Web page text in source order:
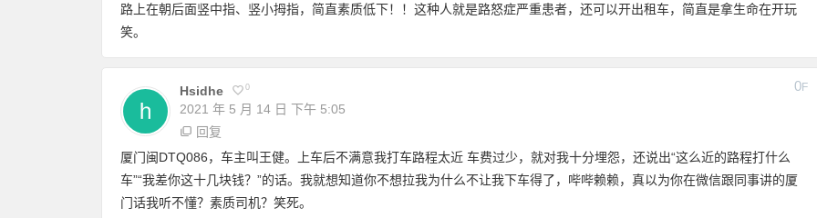
路上在朝后面竖中指、竖小拇指，简直素质低下！！这种人就是路怒症严重患者，还可以开出租车，简直是拿生命在开玩
笑。
Hsidhe 0
2021 年 5 月 14 日 下午 5:05
0F
回复
厦门闽DTQ086，车主叫王健。上车后不满意我打车路程太近 车费过少，就对我十分埋怨，还说出“这么近的路程打什么
车”“我差你这十几块钱？”的话。我就想知道你不想拉我为什么不让我下车得了，哔哔赖赖，真以为你在微信跟同事讲的厦
门话我听不懂？素质司机？笑死。